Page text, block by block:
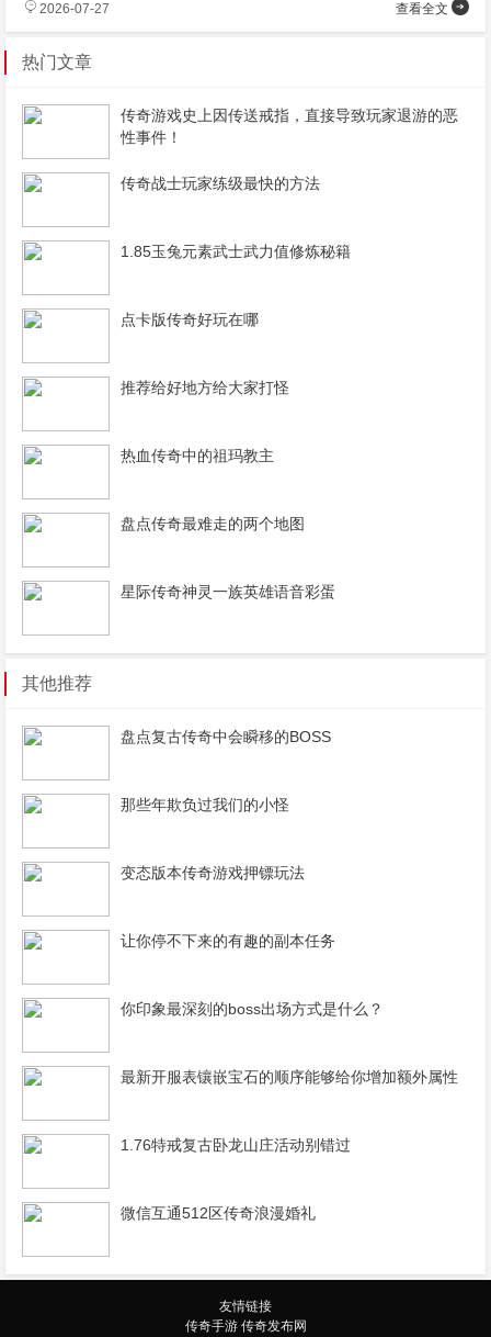
查看全文
2026-07-27
热门文章
传奇游戏史上因传送戒指，直接导致玩家退游的恶
性事件！
传奇战士玩家练级最快的方法
1.85玉兔元素武士武力值修炼秘籍
点卡版传奇好玩在哪
推荐给好地方给大家打怪
热血传奇中的祖玛教主
盘点传奇最难走的两个地图
星际传奇神灵一族英雄语音彩蛋
其他推荐
盘点复古传奇中会瞬移的BOSS
那些年欺负过我们的小怪
变态版本传奇游戏押镖玩法
让你停不下来的有趣的副本任务
你印象最深刻的boss出场方式是什么？
最新开服表镶嵌宝石的顺序能够给你增加额外属性
1.76特戒复古卧龙山庄活动别错过
微信互通512区传奇浪漫婚礼
友情链接
传奇手游 传奇发布网